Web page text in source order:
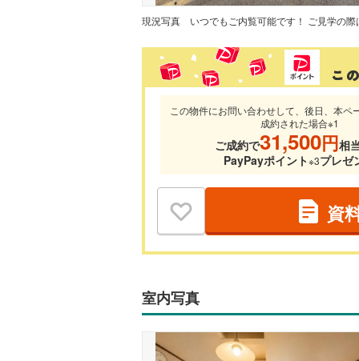
現況写真
この物件にお問い合わせして、後日、本ペ
成約された場合※1
ご成約で31,500円相
PayPayポイント※3プレゼ
資
室内写真